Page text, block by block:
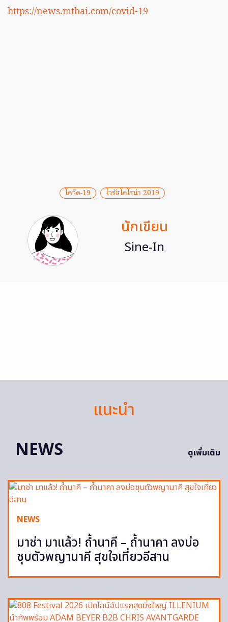
https://news.mthai.com/covid-19
โควิด-19 ไวรัสโคโรน่า 2019
นักเขียน
Sine-In
แนะนำ
NEWS
ดูเพิ่มเติม
NEWS
มาช่า มาแล้ว! ถ้ำนาคี – ถ้ำนาคา ลงบ่อ
ชุบตัวพญานาคี สุขใจเที่ยวอีสาน